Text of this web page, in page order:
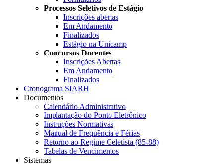
Processos Seletivos de Estágio
Inscrições abertas
Em Andamento
Finalizados
Estágio na Unicamp
Concursos Docentes
Inscrições Abertas
Em Andamento
Finalizados
Cronograma SIARH
Documentos
Calendário Administrativo
Implantação do Ponto Eletrônico
Instruções Normativas
Manual de Frequência e Férias
Retorno ao Regime Celetista (85-88)
Tabelas de Vencimentos
Sistemas